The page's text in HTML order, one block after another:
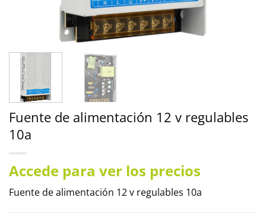
Fuente de alimentación 12 v regulables
10a
Accede para ver los precios
Fuente de alimentación 12 v regulables 10a